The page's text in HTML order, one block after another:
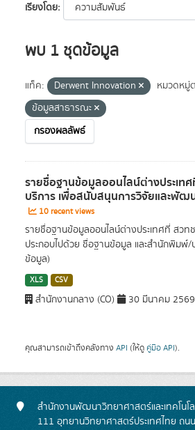
เรียงโดย
พบ 1 ชุดข้อมูล
แท็ค: Derwent Innovation
หมวดหมู่
ข้อมูลสาธารณะ
กรองผลลัพธ์
รายชื่อฐานข้อมูลออนไลน์ต่างประเทศ
บริการ เพื่อสนับสนุนการวิจัยและพัฒ
10 recent views
รายชื่อฐานข้อมูลออนไลน์ต่างประเทศที่ สวทช
ประกอบไปด้วย ชื่อฐานข้อมูล และสำนักพิมพ์/
ข้อมูล)
XLS CSV
สำนักงานกลาง (CO) 30 มีนาคม 2569
คุณสามารถเข้าถึงคลังทาง API (ให้ดู คู่มือ API).
สำนักงานพัฒนาวิทยาศาสตร์และเทคโนโ
111 อุทยานวิทยาศาสตร์ประเทศไทย ถ